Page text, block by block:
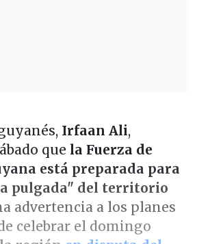
Irfaan Ali,
que la Fuerza de
está preparada para
pulgada" del territorio
advertencia a los planes
celebrar el domingo